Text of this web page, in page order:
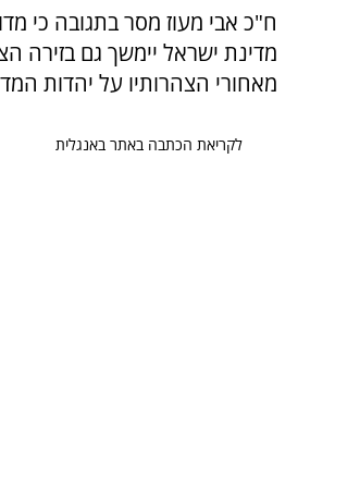
ח"כ אבי מעוז מסר בתגובה כי
מדינת ישראל יימשך גם בזירה
מאחורי הצהרותיו על יהדות
לקריאת הכתבה באתר באנגלית